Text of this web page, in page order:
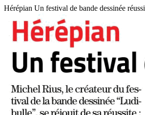
Hérépian Un festival de bande dessinée réussi